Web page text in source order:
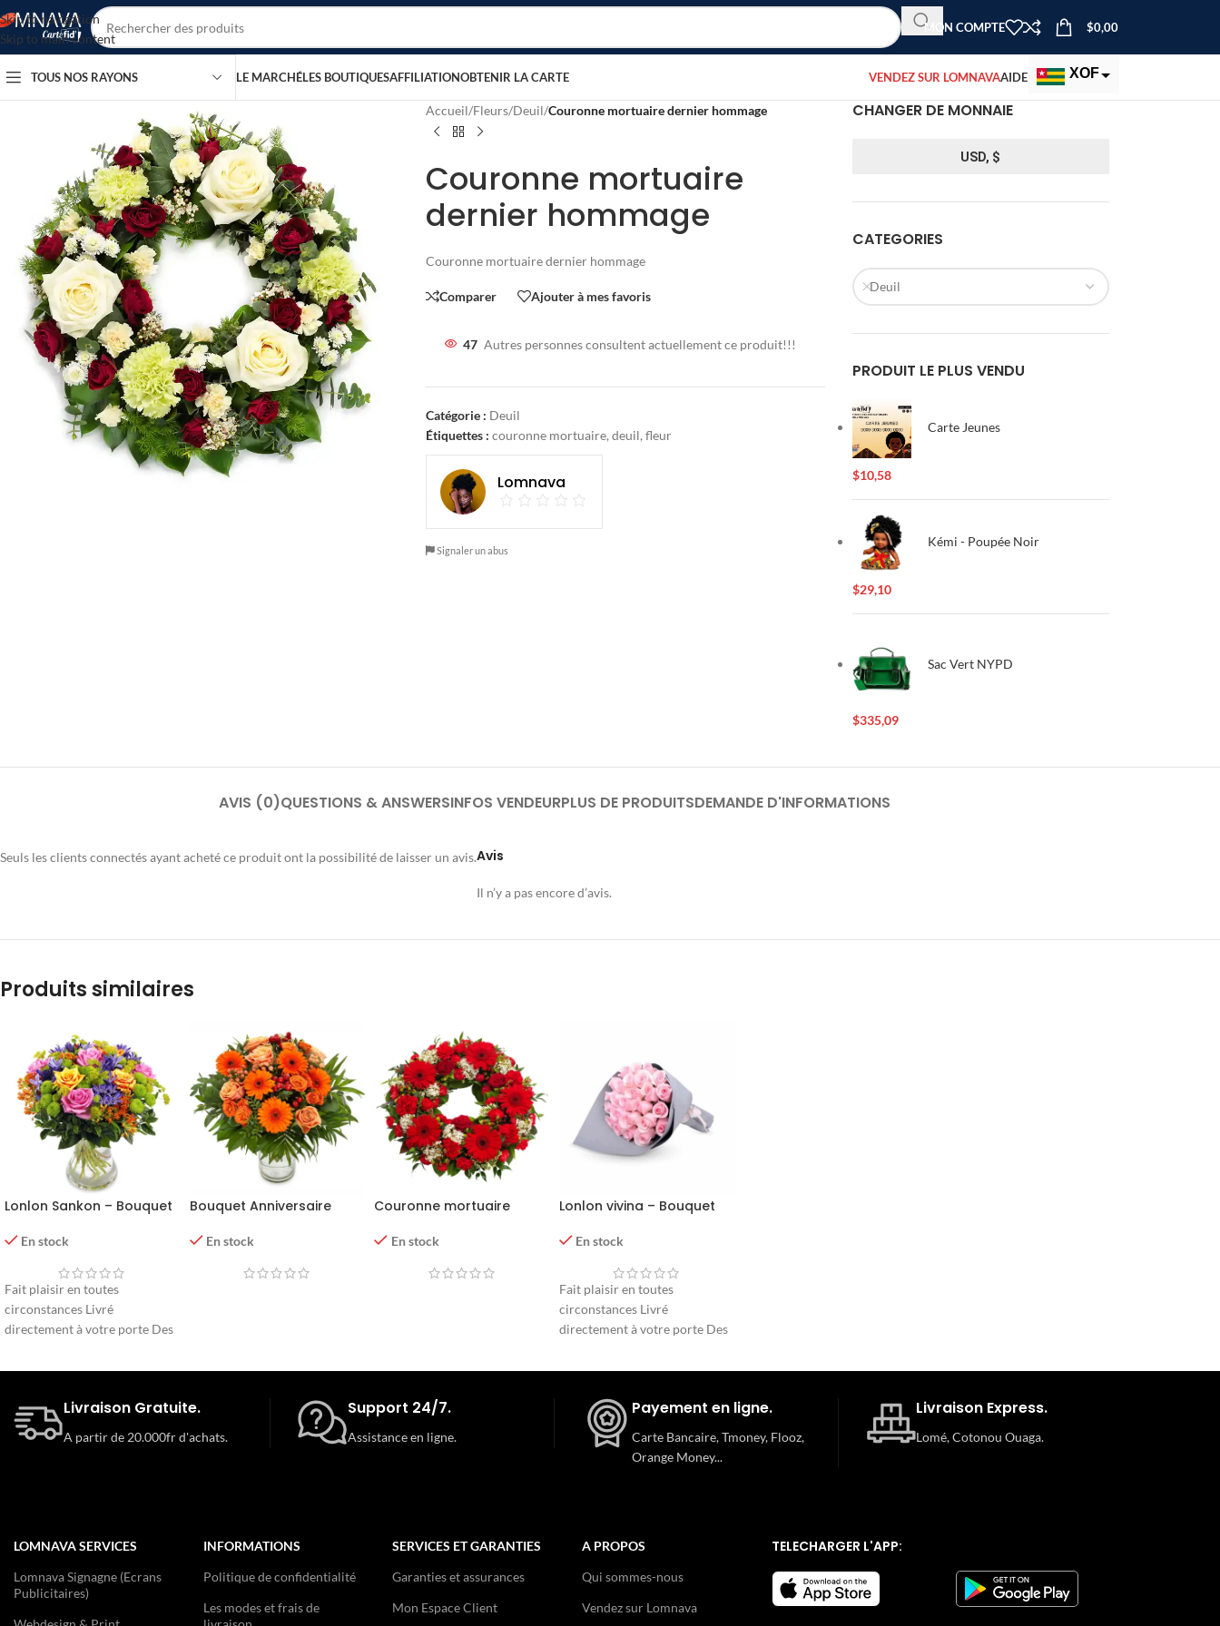
Skip to navigation
Skip to main content
MON COMPTE $0,00
TOUS NOS RAYONS LE MARCHÉLES BOUTIQUESAFFILIATIONOBTENIR LA CARTE VENDEZ SUR LOMNAVAAIDE XOF
Accueil/Fleurs/Deuil/Couronne mortuaire dernier hommage
Couronne mortuaire
dernier hommage
Couronne mortuaire dernier hommage
Comparer Ajouter à mes favoris
47 Autres personnes consultent actuellement ce produit!!!
Catégorie : Deuil
Étiquettes : couronne mortuaire, deuil, fleur
Lomnava
Signaler un abus
CHANGER DE MONNAIE
USD, $
CATEGORIES
Deuil
PRODUIT LE PLUS VENDU
Carte Jeunes
$10,58
Kémi - Poupée Noir
$29,10
Sac Vert NYPD
$335,09
AVIS (0)QUESTIONS & ANSWERSINFOS VENDEURPLUS DE PRODUITSDEMANDE D'INFORMATIONS
Avis
Il n’y a pas encore d’avis.
Seuls les clients connectés ayant acheté ce produit ont la possibilité de laisser un avis.
Produits similaires
Lonlon Sankon – Bouquet
En stock
Fait plaisir en toutes
circonstances Livré
directement à votre porte Des
directement du producteur
Bouquet Anniversaire
En stock
Couronne mortuaire
En stock
Lonlon vivina – Bouquet
En stock
Fait plaisir en toutes
circonstances Livré
directement à votre porte Des
directement du producteur
Livraison Gratuite.
A partir de 20.000fr d'achats.
Support 24/7.
Assistance en ligne.
Payement en ligne.
Carte Bancaire, Tmoney, Flooz,
Orange Money...
Livraison Express.
Lomé, Cotonou Ouaga.
LOMNAVA SERVICES
Lomnava Signagne (Ecrans
Publicitaires)
INFORMATIONS
Politique de confidentialité
Les modes et frais de
SERVICES ET GARANTIES
Garanties et assurances
Mon Espace Client
A PROPOS
Qui sommes-nous
Vendez sur Lomnava
TELECHARGER L'APP: